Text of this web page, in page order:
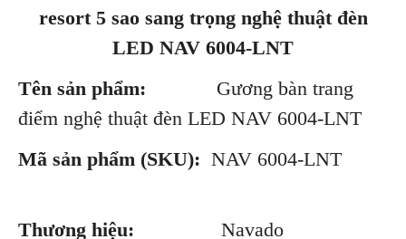
resort 5 sao sang trọng nghệ thuật đèn
LED NAV 6004-LNT
Tên sản phẩm: Gương bàn trang
điểm nghệ thuật đèn LED NAV 6004-LNT
Mã sản phẩm (SKU): NAV 6004-LNT
Thương hiệu: Navado